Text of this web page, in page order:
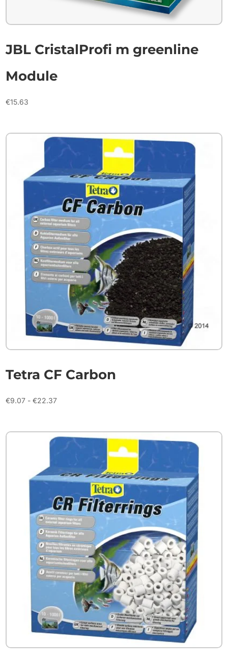
JBL CristalProfi m greenline
Module
€15.63
Tetra CF Carbon
€9.07 - €22.37Prijsklasse:
€22.37